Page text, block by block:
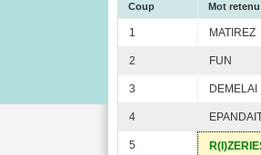
Coup Mot retenu
1 MATIREZ
2 FUN
3 DEMELAI
4
5